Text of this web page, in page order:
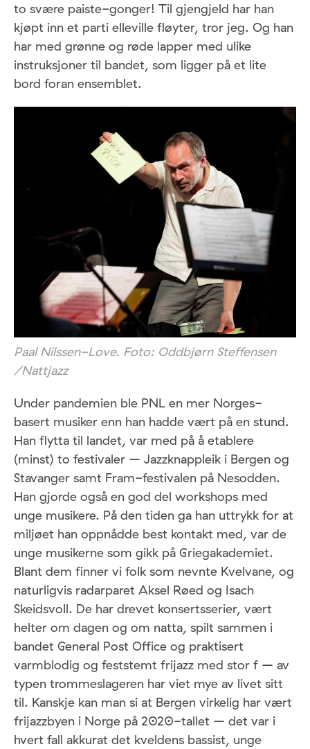
to svære paiste-gonger! Til gjengjeld har han
kjøpt inn et parti elleville fløyter, tror jeg. Og han
har med grønne og røde lapper med ulike
instruksjoner til bandet, som ligger på et lite
bord foran ensemblet.
Paal Nilssen-Love. Foto: Oddbjørn Steffensen
/Nattjazz
Under pandemien ble PNL en mer Norges-
basert musiker enn han hadde vært på en stund.
Han flytta til landet, var med på å etablere
(minst) to festivaler – Jazzknappleik i Bergen og
Stavanger samt Fram-festivalen på Nesodden.
Han gjorde også en god del workshops med
unge musikere. På den tiden ga han uttrykk for at
miljøet han oppnådde best kontakt med, var de
unge musikerne som gikk på Griegakademiet.
Blant dem finner vi folk som nevnte Kvelvane, og
naturligvis radarparet Aksel Røed og Isach
Skeidsvoll. De har drevet konsertsserier, vært
helter om dagen og om natta, spilt sammen i
bandet General Post Office og praktisert
varmblodig og feststemt frijazz med stor f – av
typen trommeslageren har viet mye av livet sitt
til. Kanskje kan man si at Bergen virkelig har vært
frijazzbyen i Norge på 2020-tallet – det var i
hvert fall akkurat det kveldens bassist, unge